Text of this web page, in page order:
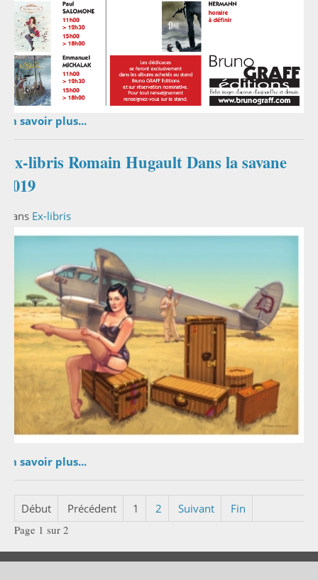
En savoir plus...
Ex-libris Romain Hugault Dans la savane
2019
Dans Ex-libris
En savoir plus...
Début Précédent 1 2 Suivant
Fin
Page 1 sur 2